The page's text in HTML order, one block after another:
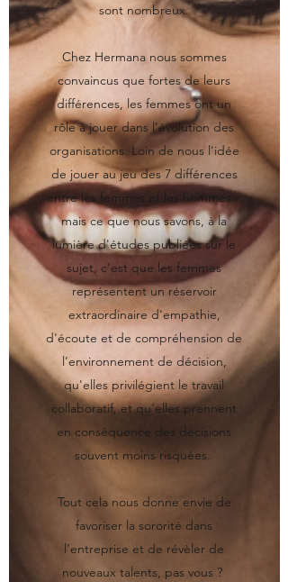
sont nombreux.
Chez Hermana nous sommes
convaincus que fortes de leurs
différences, les femmes ont un
rôle à jouer dans l’évolution des
organisations. Loin de nous l'idée
de jouer au jeu des 7 différences
entre les femmes et les hommes...
mais ce que nous savons, à la
lumière d'études publiées sur le
sujet, c'est que les femmes
représentent un réservoir
extraordinaire d'empathie,
d'écoute et de compréhension de
l’environnement de décision,
qu'elles privilégient le travail
collaboratif, et qu'elles prennent
en conséquence des décisions
souvent moins risquées.
Tout cela nous donne envie de
favoriser la sororité dans
l’entreprise et de révèler de
nouveaux talents, pas vous ?